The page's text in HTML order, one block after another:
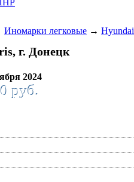
Иномарки легковые → Hyundai
г. Донецк
2024
руб.